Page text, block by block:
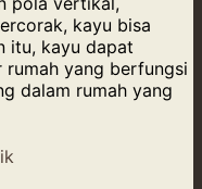
kayu bisa
itu, kayu dapat
yang berfungsi
dalam rumah yang